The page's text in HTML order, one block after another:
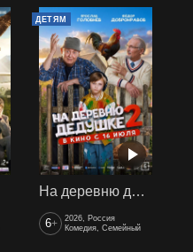
ДЕТЯМ
На деревню дедушке 2
6+
2026, Россия
Комедия, Семейный